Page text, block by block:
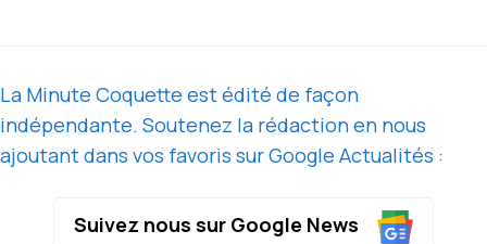
La Minute Coquette est édité de façon
indépendante. Soutenez la rédaction en nous
ajoutant dans vos favoris sur Google Actualités :
Suivez nous sur Google News